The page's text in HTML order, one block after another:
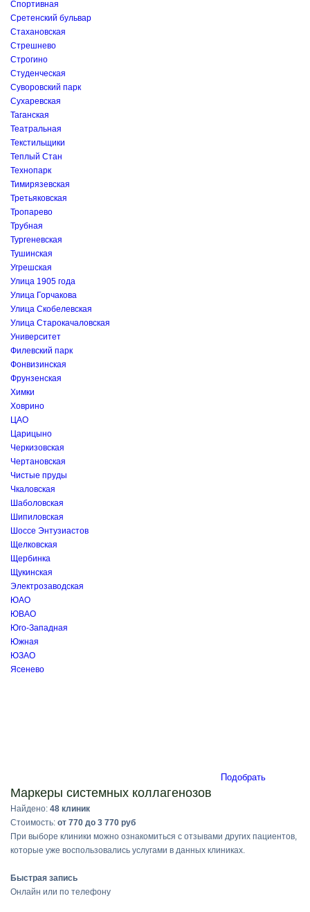
Спортивная
Сретенский бульвар
Стахановская
Стрешнево
Строгино
Студенческая
Суворовский парк
Сухаревская
Таганская
Театральная
Текстильщики
Теплый Стан
Технопарк
Тимирязевская
Третьяковская
Тропарево
Трубная
Тургеневская
Тушинская
Угрешская
Улица 1905 года
Улица Горчакова
Улица Скобелевская
Улица Старокачаловская
Университет
Филевский парк
Фонвизинская
Фрунзенская
Химки
Ховрино
ЦАО
Царицыно
Черкизовская
Чертановская
Чистые пруды
Чкаловская
Шаболовская
Шипиловская
Шоссе Энтузиастов
Щелковская
Щербинка
Щукинская
Электрозаводская
ЮАО
ЮВАО
Юго-Западная
Южная
ЮЗАО
Ясенево
Подобрать
Маркеры системных коллагенозов
Найдено: 48 клиник
Стоимость: от 770 до 3 770 руб
При выборе клиники можно ознакомиться с отзывами других пациентов,
которые уже воспользовались услугами в данных клиниках.
Быстрая запись
Онлайн или по телефону